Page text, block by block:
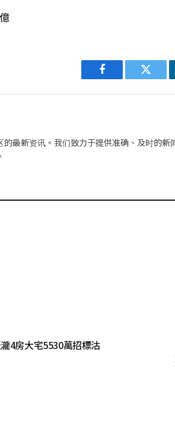
Facebook
最新资讯。我们致力于提供准确、及时的
4房大宅5530萬招標沽